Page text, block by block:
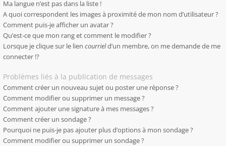
Ma langue n’est pas dans la liste !
A quoi correspondent les images à proximité de mon nom d’utilisateur ?
Comment puis-je afficher un avatar ?
Qu’est-ce que mon rang et comment le modifier ?
Lorsque je clique sur le lien courrield’un membre, on me demande de me
connecter !?
Problèmes liés à la publication de messages
Comment créer un nouveau sujet ou poster une réponse ?
Comment modifier ou supprimer un message ?
Comment ajouter une signature à mes messages ?
Comment créer un sondage ?
Pourquoi ne puis-je pas ajouter plus d’options à mon sondage ?
Comment modifier ou supprimer un sondage ?